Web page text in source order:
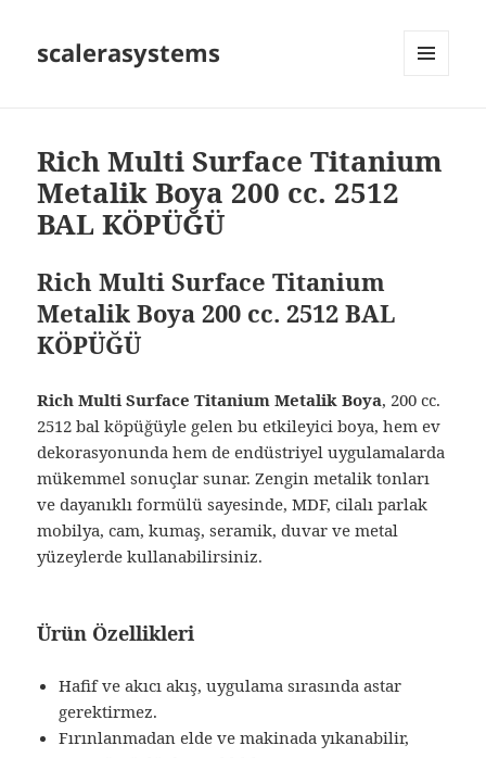
scalerasystems
Rich Multi Surface Titanium
Metalik Boya 200 cc. 2512
BAL KÖPÜĞÜ
Rich Multi Surface Titanium
Metalik Boya 200 cc. 2512 BAL
KÖPÜĞÜ
Rich Multi Surface Titanium Metalik Boya, 200 cc.
2512 bal köpüğüyle gelen bu etkileyici boya, hem ev
dekorasyonunda hem de endüstriyel uygulamalarda
mükemmel sonuçlar sunar. Zengin metalik tonları
ve dayanıklı formülü sayesinde, MDF, cilalı parlak
mobilya, cam, kumaş, seramik, duvar ve metal
yüzeylerde kullanabilirsiniz.
Ürün Özellikleri
Hafif ve akıcı akış, uygulama sırasında astar
gerektirmez.
Fırınlanmadan elde ve makinada yıkanabilir,